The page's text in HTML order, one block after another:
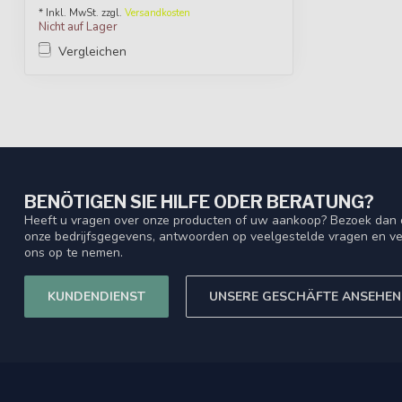
* Inkl. MwSt. zzgl. Versandkosten
Nicht auf Lager
Vergleichen
BENÖTIGEN SIE HILFE ODER BERATUNG?
Heeft u vragen over onze producten of uw aankoop? Bezoek
onze bedrijfsgegevens, antwoorden op veelgestelde vragen en
ons op te nemen.
KUNDENDIENST UNSERE GESCHÄFTE ANSEHEN